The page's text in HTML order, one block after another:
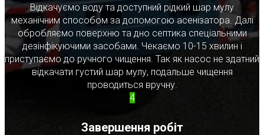
Відкачуємо воду та доступний рідкий шар мулу
механічним способом за допомогою асенізатора. Далі
обробляємо поверхню та дно септика спеціальними
дезінфікуючими засобами. Чекаємо 10-15 хвилин і
приступаємо до ручного чищення. Так як насос не здатний
відкачати густий шар мулу, подальше чищення
проводиться вручну.
4
Завершення робіт